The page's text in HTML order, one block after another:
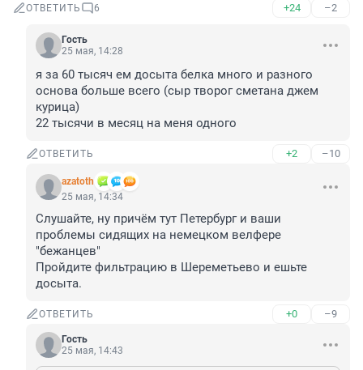
ОТВЕТИТЬ 6 +24 –2
Гость
25 мая, 14:28
я за 60 тысяч ем досыта белка много и разного
основа больше всего (сыр творог сметана джем
курица)
22 тысячи в месяц на меня одного
ОТВЕТИТЬ +2 –10
azatoth
25 мая, 14:34
Слушайте, ну причём тут Петербург и ваши
проблемы сидящих на немецком велфере
"бежанцев"
Пройдите фильтрацию в Шереметьево и ешьте
досыта.
ОТВЕТИТЬ +0 –9
Гость
25 мая, 14:43